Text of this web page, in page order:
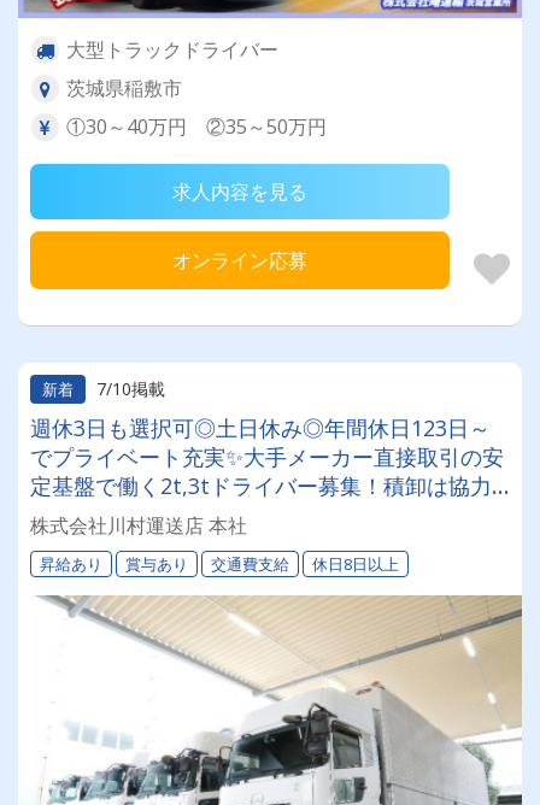
大型トラックドライバー
茨城県稲敷市
①30～40万円 ②35～50万円
求人内容を見る
オンライン応募
新着 7/10掲載
週休3日も選択可◎土日休み◎年間休日123日～
でプライベート充実✨大手メーカー直接取引の安
定基盤で働く2t,3tドライバー募集！積卸は協力
して行うので体力的な負担少なめ☆将来的にキャ
リアアップも可能★
株式会社川村運送店 本社
昇給あり 賞与あり 交通費支給 休日8日以上